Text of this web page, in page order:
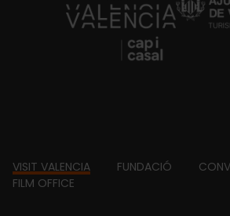
https://
Footer
VISIT VALENCIA FUNDACIÓ
FILM OFFICE